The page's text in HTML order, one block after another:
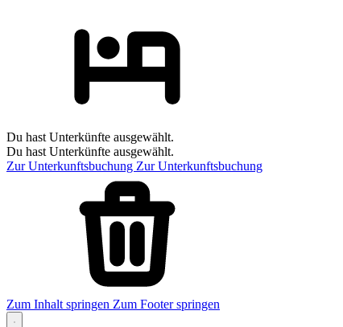
Du hast Unterkünfte ausgewählt.
Du hast Unterkünfte ausgewählt.
Zur Unterkunftsbuchung Zur Unterkunftsbuchung
Zum Inhalt springen Zum Footer springen